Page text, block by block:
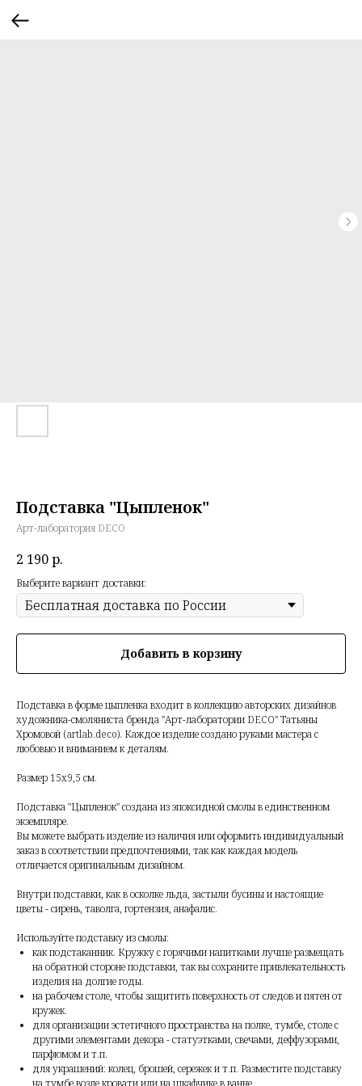
Подставка "Цыпленок"
Арт-лаборатория DECO
2 190р.
Выберите вариант доставки:
Добавить в корзину
Подставка в форме цыпленка входит в коллекцию авторских дизайнов
художника-смоляниста бренда "Арт-лаборатории DECO" Татьяны
Хромовой (artlab.deco). Каждое изделие создано руками мастера с
любовью и вниманием к деталям.
Размер 15х9,5 см.
Подставка "Цыпленок" создана из эпоксидной смолы в единственном
экземпляре.
Вы можете выбрать изделие из наличия или оформить индивидуальный
заказ в соответствии предпочтениями, так как каждая модель
отличается оригинальным дизайном.
Внутри подставки, как в осколке льда, застыли бусины и настоящие
цветы - сирень, таволга, гортензия, анафалис.
Используйте подставку из смолы:
как подстаканник. Кружку с горячими напитками лучше размещать
на обратной стороне подставки, так вы сохраните привлекательность
изделия на долгие годы.
на рабочем столе, чтобы защитить поверхность от следов и пятен от
кружек.
для организации эстетичного пространства на полке, тумбе, столе с
другими элементами декора - статуэтками, свечами, деффузорами,
парфюмом и т.п.
для украшений: колец, брошей, сережек и т.п. Разместите подставку